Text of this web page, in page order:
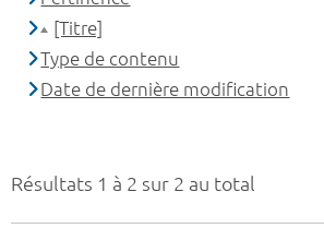
Résultats 1 à 2 sur 2 au total
[Titre]
Type de contenu
Date de dernière modification